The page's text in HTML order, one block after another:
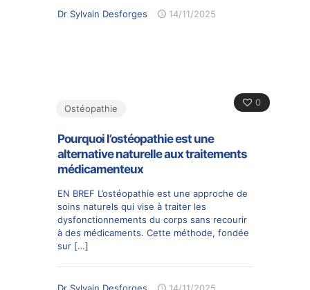
Dr Sylvain Desforges 14/11/2025
0
Ostéopathie
Pourquoi l’ostéopathie est une
alternative naturelle aux traitements
médicamenteux
EN BREF L’ostéopathie est une approche de
soins naturels qui vise à traiter les
dysfonctionnements du corps sans recourir
à des médicaments. Cette méthode, fondée
sur […]